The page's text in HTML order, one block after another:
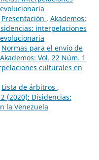
Presentación , Akademos:
interpelaciones
Normas para el envío de
Akademos: Vol. 22 Núm. 1
culturales en
Lista de árbitros ,
(2020): Disidencias:
la Venezuela